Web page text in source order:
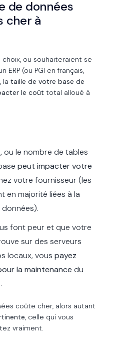
de données
cher à
ou souhaiteraient se
ERP (ou PGI en français,
la taille de votre base de
le coût total alloué à
ou le nombre de tables
peut impacter votre
votre fournisseur (les
en majorité liées à la
font peur et que votre
sur des serveurs
locaux, vous payez
la maintenance du
coûte cher, alors autant
, celle qui vous
vraiment.